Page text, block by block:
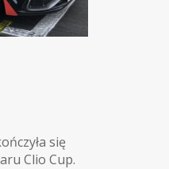
się
Clio Cup.